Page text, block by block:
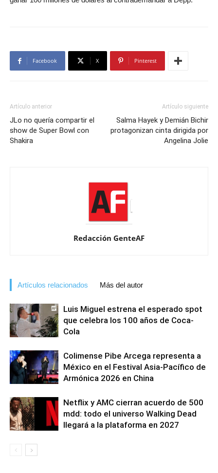
Facebook X Pinterest
Artículo anterior
JLo no quería compartir el
show de Super Bowl con
Shakira
Artículo siguiente
Salma Hayek y Demián Bichir
protagonizan cinta dirigida por
Angelina Jolie
Redacción GenteAF
Artículos relacionados Más del autor
Luis Miguel estrena el esperado spot
que celebra los 100 años de Coca-
Cola
Colimense Pibe Arcega representa a
México en el Festival Asia-Pacífico de
Armónica 2026 en China
Netflix y AMC cierran acuerdo de 500
mdd: todo el universo Walking Dead
llegará a la plataforma en 2027